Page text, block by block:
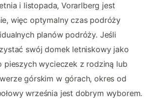
i listopada, Vorarlberg jest
więc optymalny czas podróży
planów podróży. Jeśli
swój domek letniskowy jako
pieszych wycieczek z rodziną lub
górskim w górach, okres od
września jest dobrym wyborem.